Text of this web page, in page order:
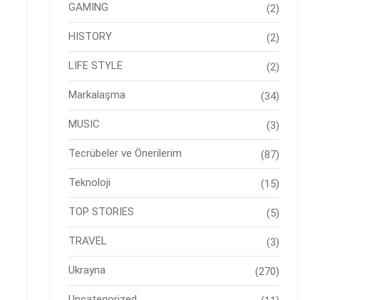
GAMING (2)
HISTORY (2)
LIFE STYLE (2)
Markalaşma (34)
MUSIC (3)
Tecrübeler ve Önerilerim (87)
Teknoloji (15)
TOP STORIES (5)
TRAVEL (3)
Ukrayna (270)